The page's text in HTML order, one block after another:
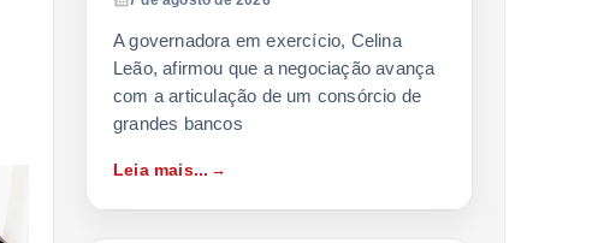
A governadora em exercício, Celina
Leão, afirmou que a negociação avança
com a articulação de um consórcio de
grandes bancos
Leia mais...